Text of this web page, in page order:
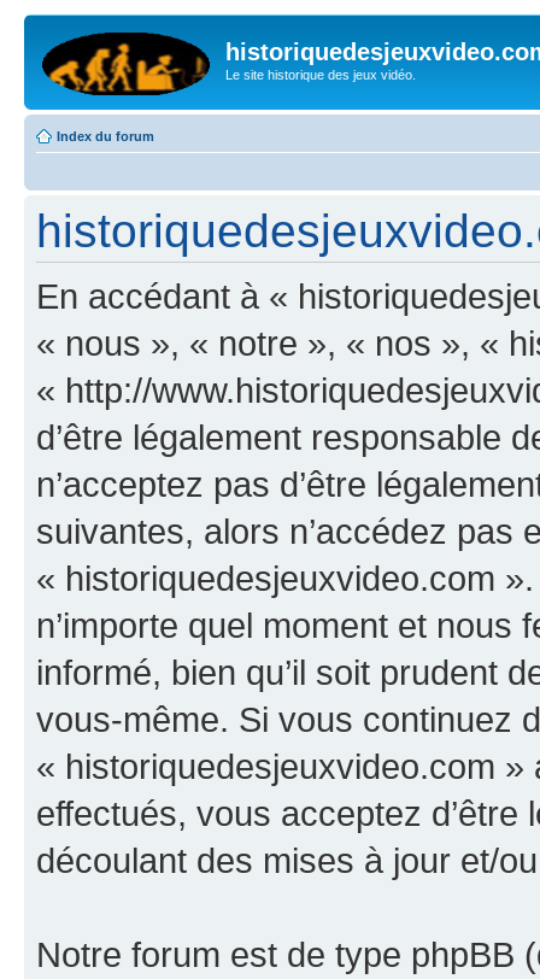
Le site historique des jeux vidéo.
Index du forum
En accédant à «
« nous », « notre », « nos », «
« http://
d’être légalement responsable
n’acceptez pas d’être
suivantes, alors n’accédez pas
« historiquedesjeuxvideo.com
n’importe quel moment et
informé, bien qu’il soit prudent
vous-même. Si vous continuez
« historiquedesjeuxvideo.com
effectués, vous acceptez
découlant des mises à jour et/
Notre forum est de type phpBB